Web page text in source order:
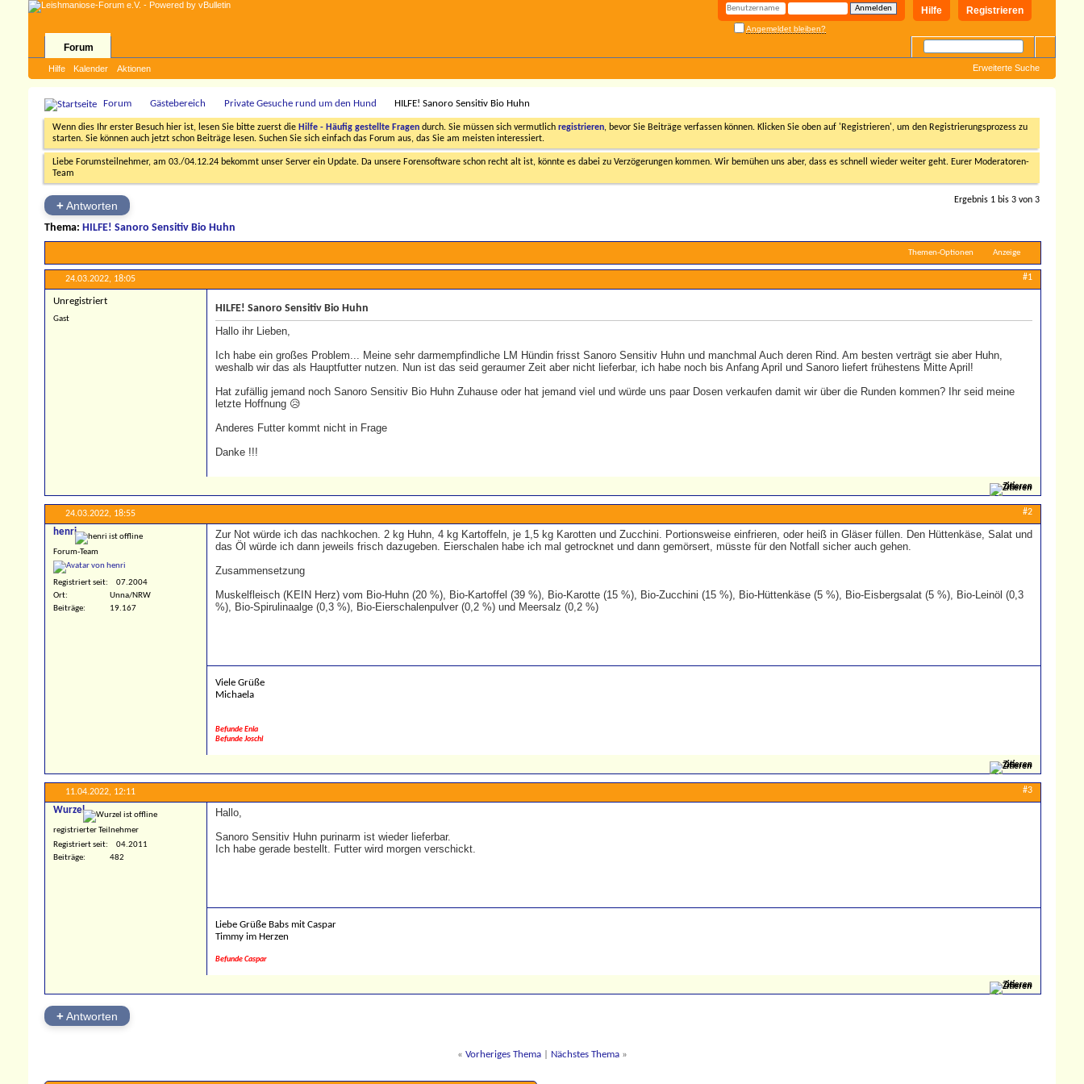
Registrieren
Hilfe
Angemeldet bleiben?
Forum
Hilfe Kalender Aktionen Erweiterte Suche
Forum Gästebereich Private Gesuche rund um den Hund HILFE! Sanoro Sensitiv Bio Huhn
Wenn dies Ihr erster Besuch hier ist, lesen Sie bitte zuerst die Hilfe - Häufig gestellte Fragen durch. Sie müssen sich vermutlich registrieren, bevor Sie Beiträge verfassen können. Klicken Sie oben auf 'Registrieren', um den Registrierungsprozess zu
starten. Sie können auch jetzt schon Beiträge lesen. Suchen Sie sich einfach das Forum aus, das Sie am meisten interessiert.
Liebe Forumsteilnehmer, am 03./04.12.24 bekommt unser Server ein Update. Da unsere Forensoftware schon recht alt ist, könnte es dabei zu Verzögerungen kommen. Wir bemühen uns aber, dass es schnell wieder weiter geht. Eurer Moderatoren-
Team
+Antworten Ergebnis 1 bis 3 von 3
Thema: HILFE! Sanoro Sensitiv Bio Huhn
Themen-Optionen Anzeige
24.03.2022, 18:05 #1
Unregistriert
Gast
HILFE! Sanoro Sensitiv Bio Huhn
Hallo ihr Lieben,
Ich habe ein großes Problem... Meine sehr darmempfindliche LM Hündin frisst Sanoro Sensitiv Huhn und manchmal Auch deren Rind. Am besten verträgt sie aber Huhn,
weshalb wir das als Hauptfutter nutzen. Nun ist das seid geraumer Zeit aber nicht lieferbar, ich habe noch bis Anfang April und Sanoro liefert frühestens Mitte April!
Hat zufällig jemand noch Sanoro Sensitiv Bio Huhn Zuhause oder hat jemand viel und würde uns paar Dosen verkaufen damit wir über die Runden kommen? Ihr seid meine
letzte Hoffnung 😥
Anderes Futter kommt nicht in Frage
Danke !!!
Zitieren
24.03.2022, 18:55 #2
henri
Forum-Team
Registriert seit
07.2004
Ort
Unna/NRW
Beiträge
19.167
Zur Not würde ich das nachkochen. 2 kg Huhn, 4 kg Kartoffeln, je 1,5 kg Karotten und Zucchini. Portionsweise einfrieren, oder heiß in Gläser füllen. Den Hüttenkäse, Salat und
das Öl würde ich dann jeweils frisch dazugeben. Eierschalen habe ich mal getrocknet und dann gemörsert, müsste für den Notfall sicher auch gehen.
Zusammensetzung
Muskelfleisch (KEIN Herz) vom Bio-Huhn (20 %), Bio-Kartoffel (39 %), Bio-Karotte (15 %), Bio-Zucchini (15 %), Bio-Hüttenkäse (5 %), Bio-Eisbergsalat (5 %), Bio-Leinöl (0,3
%), Bio-Spirulinaalge (0,3 %), Bio-Eierschalenpulver (0,2 %) und Meersalz (0,2 %)
Viele Grüße
Michaela
Befunde Enia
Befunde Joschi
Zitieren
11.04.2022, 12:11 #3
Wurzel
registrierter Teilnehmer
Registriert seit
04.2011
Beiträge
482
Hallo,
Sanoro Sensitiv Huhn purinarm ist wieder lieferbar.
Ich habe gerade bestellt. Futter wird morgen verschickt.
Liebe Grüße Babs mit Caspar
Timmy im Herzen
Befunde Caspar
Zitieren
+Antworten
« Vorheriges Thema| Nächstes Thema »